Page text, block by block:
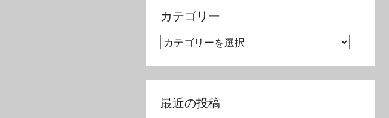
ブ
カテゴリー
カ
ー
最近の投稿